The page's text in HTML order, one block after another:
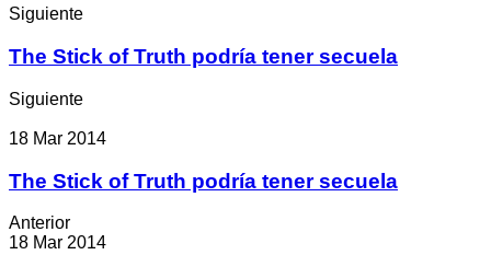
Siguiente
The Stick of Truth podría tener secuela
Siguiente
18 Mar 2014
The Stick of Truth podría tener secuela
Anterior
18 Mar 2014